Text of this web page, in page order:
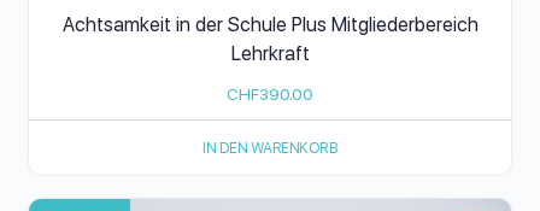
Achtsamkeit in der Schule Plus Mitgliederbereich
Lehrkraft
CHF390.00
IN DEN WARENKORB